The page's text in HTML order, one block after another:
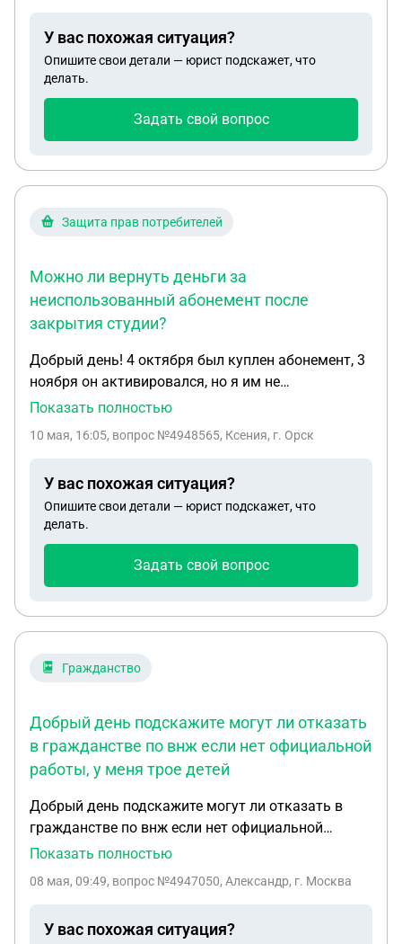
У вас похожая ситуация?
Опишите свои детали — юрист подскажет, что
делать.
Задать свой вопрос
Защита прав потребителей
Можно ли вернуть деньги за
неиспользованный абонемент после
закрытия студии?
Добрый день! 4 октября был куплен абонемент, 3
ноября он активировался, но я им не
пользовалась, заморозила на месяц, так как
декабря я написала им, что хочу оформить
студия вообще объявила о закрытии,
неоспользовано у меня осталось 3 месяца.
Подскажите, могу ли я считать, что фактически
декабря и вернуть всю сумму, или же к возврату
обращусь к ним сейчас с досудебной претензией?
Показать полностью
10 мая, 16:05, вопрос №4948565, Ксения, г. Орск
У вас похожая ситуация?
Опишите свои детали — юрист подскажет, что
делать.
Задать свой вопрос
Гражданство
Добрый день подскажите могут ли отказать
в гражданстве по внж если нет официальной
работы, у меня трое детей
Добрый день подскажите могут ли отказать в
гражданстве по внж если нет официальной
работы, у меня трое детей граждане РФ и жена
мне мать гражданка РФ подарила денежную
Показать полностью
08 мая, 09:49, вопрос №4947050, Александр, г. Москва
У вас похожая ситуация?